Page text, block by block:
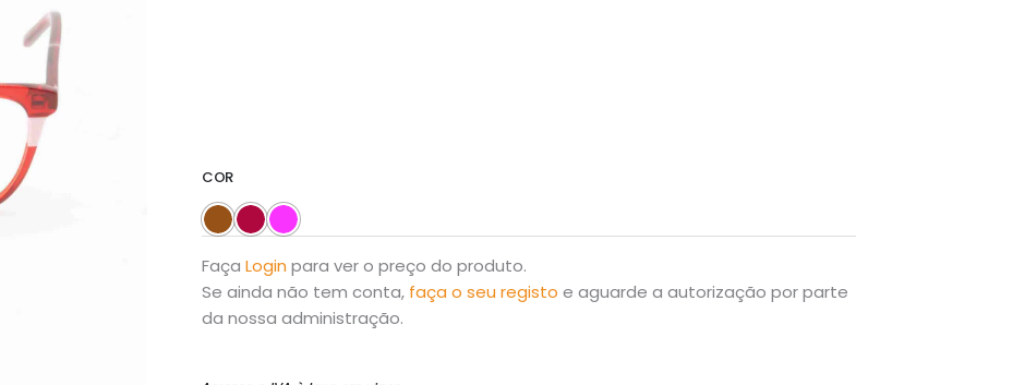
COR
Faça Login para ver o preço do produto.
Se ainda não tem conta, faça o seu registo e aguarde a autorização por parte
da nossa administração.